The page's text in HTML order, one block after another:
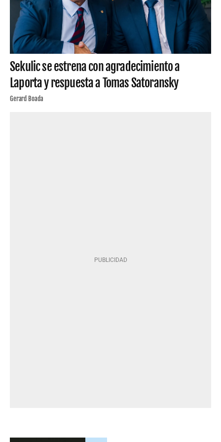
Sekulic se estrena con agradecimiento a
Laporta y respuesta a Tomas Satoransky
Gerard Boada